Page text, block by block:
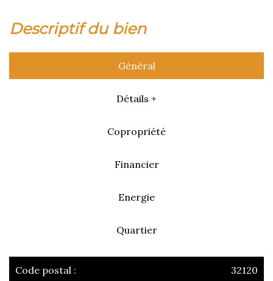
descriptif du bien
Général
Détails +
Copropriété
Financier
Energie
Quartier
Code postal : 32120